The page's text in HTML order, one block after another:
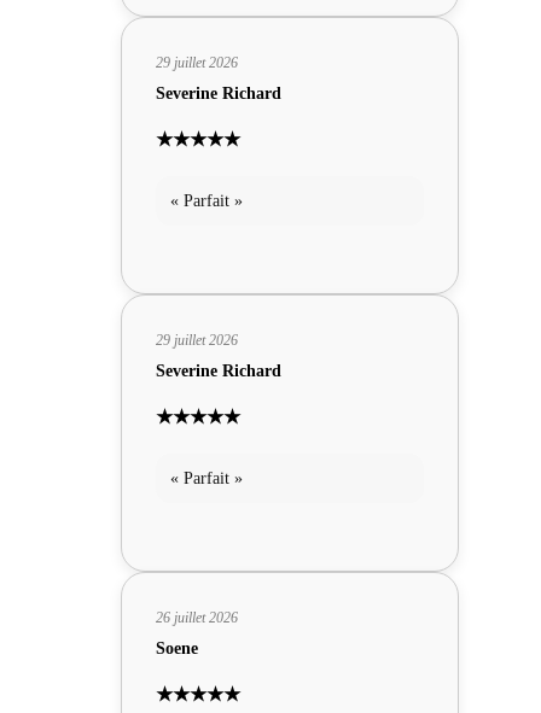
29 juillet 2026
Severine Richard
★★★★★
« Parfait »
29 juillet 2026
Severine Richard
★★★★★
« Parfait »
26 juillet 2026
Soene
★★★★★